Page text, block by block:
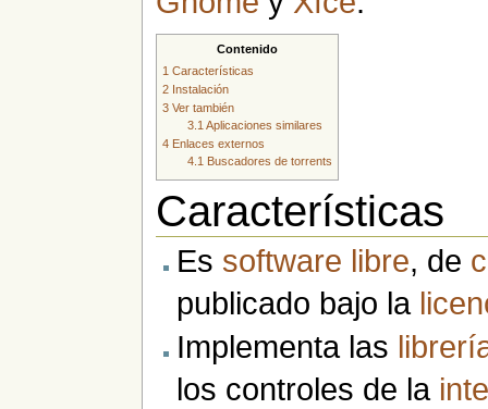
Contenido
1 Características
2 Instalación
3 Ver también
3.1 Aplicaciones similares
4 Enlaces externos
4.1 Buscadores de torrents
Características
Es software libre, de
publicado bajo la
Implementa las
los controles de la